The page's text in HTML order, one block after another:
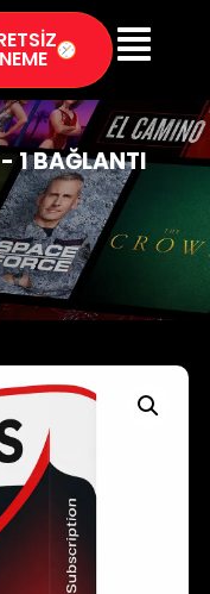
1 BAĞLANTI